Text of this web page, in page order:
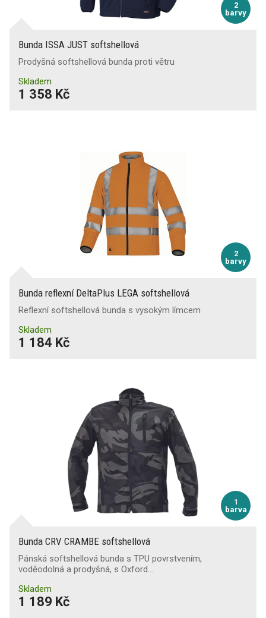
2
barvy
Bunda ISSA JUST softshellová
Prodyšná softshellová bunda proti větru
Skladem
1 358 Kč
2
barvy
Bunda reflexní DeltaPlus LEGA softshellová
Reflexní softshellová bunda s vysokým límcem
Skladem
1 184 Kč
1
barva
Bunda CRV CRAMBE softshellová
Pánská softshellová bunda s TPU povrstvením,
voděodolná a prodyšná, s Oxford…
Skladem
1 189 Kč